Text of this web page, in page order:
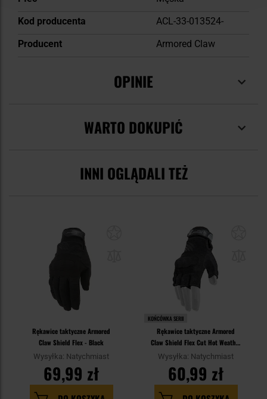
Kod producenta
ACL-33-013524-
Producent
Armored Claw
OPINIE
WARTO DOKUPIĆ
INNI OGLĄDALI TEŻ
Rękawice taktyczne Armored
Claw Shield Flex - Black
Wysyłka: Natychmiast
69,99 zł
KOŃCÓWKA SERII
Rękawice taktyczne Armored
Claw Shield Flex Cut Hot Weather
- Black
Wysyłka: Natychmiast
60,99 zł